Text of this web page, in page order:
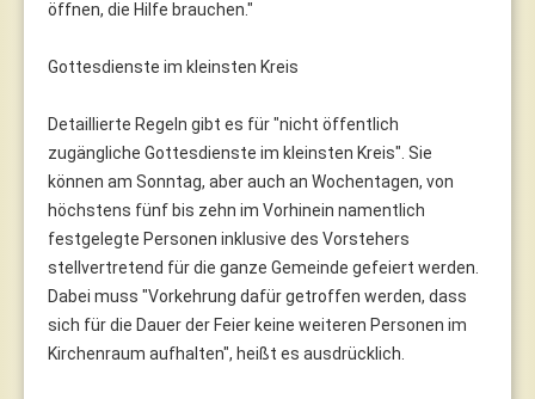
öffnen, die Hilfe brauchen."
Gottesdienste im kleinsten Kreis
Detaillierte Regeln gibt es für "nicht öffentlich
zugängliche Gottesdienste im kleinsten Kreis". Sie
können am Sonntag, aber auch an Wochentagen, von
höchstens fünf bis zehn im Vorhinein namentlich
festgelegte Personen inklusive des Vorstehers
stellvertretend für die ganze Gemeinde gefeiert werden.
Dabei muss "Vorkehrung dafür getroffen werden, dass
sich für die Dauer der Feier keine weiteren Personen im
Kirchenraum aufhalten", heißt es ausdrücklich.